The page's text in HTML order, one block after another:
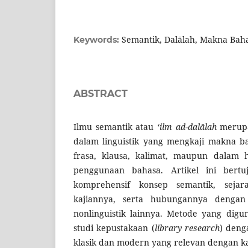
Keywords: Semantik, Dalālah, Makna
ABSTRACT
Ilmu semantik atau ‘ilm ad-dalālah
dalam linguistik yang mengkaji makna
frasa, klausa, kalimat, maupun dalam
penggunaan bahasa. Artikel ini
komprehensif konsep semantik,
kajiannya, serta hubungannya
nonlinguistik lainnya. Metode yang
studi kepustakaan (library research)
klasik dan modern yang relevan dengan